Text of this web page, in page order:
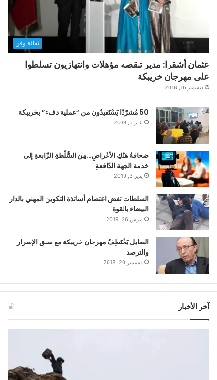
ثقافة وفن
عثمان أشقرا: مدير تنقصه مؤهلات وانتهازيون تسلطوا
على مهرجان خريبكة
ديسمبر 16, 2018
50 مُشرّدًا يَسْتَفيدُون من “عملية دفء” بخريبكة
يناير 5, 2019
صَحافةُ هَتْكِ الأعْراضِ…مِن السُّلْطةِ الرِّابعةِ إلى
خدمة الجهة الدّافعةِ
يناير 3, 2019
السلطات تفض اعتصام أساتذة التكوين المهني بالدار
البيضاء بالقوة
مارس 26, 2019
الصايل يَخْتَطِفُ مهرجان خريبكة مع سبق الإصرار
والترصد
ديسمبر 20, 2018
آخر الأخبار